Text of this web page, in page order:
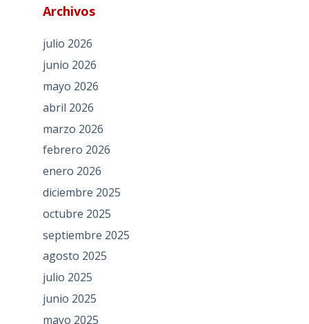
Archivos
julio 2026
junio 2026
mayo 2026
abril 2026
marzo 2026
febrero 2026
enero 2026
diciembre 2025
octubre 2025
septiembre 2025
agosto 2025
julio 2025
junio 2025
mayo 2025